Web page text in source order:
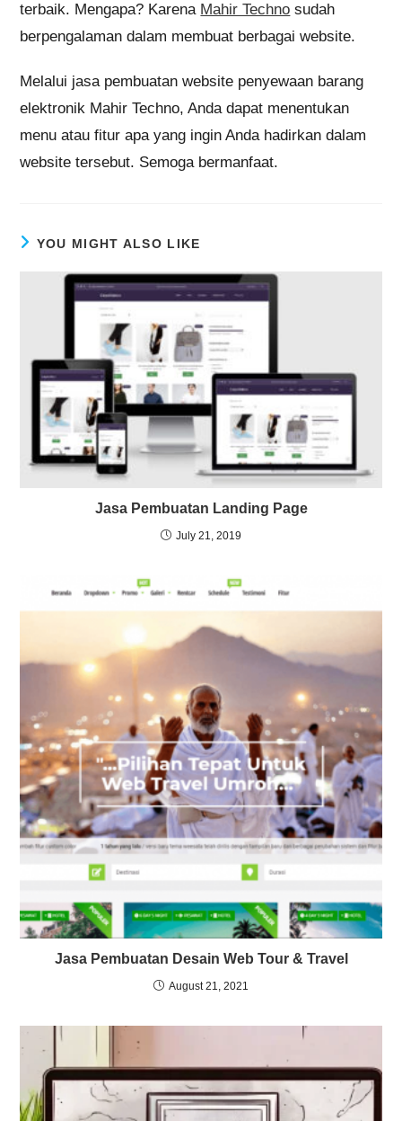
terbaik. Mengapa? Karena Mahir Techno sudah
berpengalaman dalam membuat berbagai website.
Melalui jasa pembuatan website penyewaan barang
elektronik Mahir Techno, Anda dapat menentukan
menu atau fitur apa yang ingin Anda hadirkan dalam
website tersebut. Semoga bermanfaat.
YOU MIGHT ALSO LIKE
Jasa Pembuatan Landing Page
July 21, 2019
Jasa Pembuatan Desain Web Tour & Travel
August 21, 2021